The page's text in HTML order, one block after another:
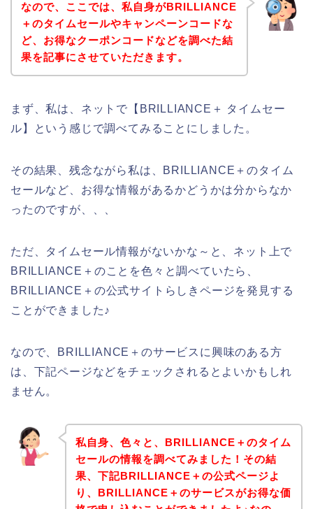
なので、ここでは、私自身がBRILLIANCE
＋のタイムセールやキャンペーンコードな
ど、お得なクーポンコードなどを調べた結
果を記事にさせていただきます。
まず、私は、ネットで【BRILLIANCE＋ タイムセー
ル】という感じで調べてみることにしました。
その結果、残念ながら私は、BRILLIANCE＋のタイム
セールなど、お得な情報があるかどうかは分からなか
ったのですが、、、
ただ、タイムセール情報がないかな～と、ネット上で
BRILLIANCE＋のことを色々と調べていたら、
BRILLIANCE＋の公式サイトらしきページを発見する
ことができました♪
なので、BRILLIANCE＋のサービスに興味のある方
は、下記ページなどをチェックされるとよいかもしれ
ません。
私自身、色々と、BRILLIANCE＋のタイム
セールの情報を調べてみました！その結
果、下記BRILLIANCE＋の公式ページよ
り、BRILLIANCE＋のサービスがお得な価